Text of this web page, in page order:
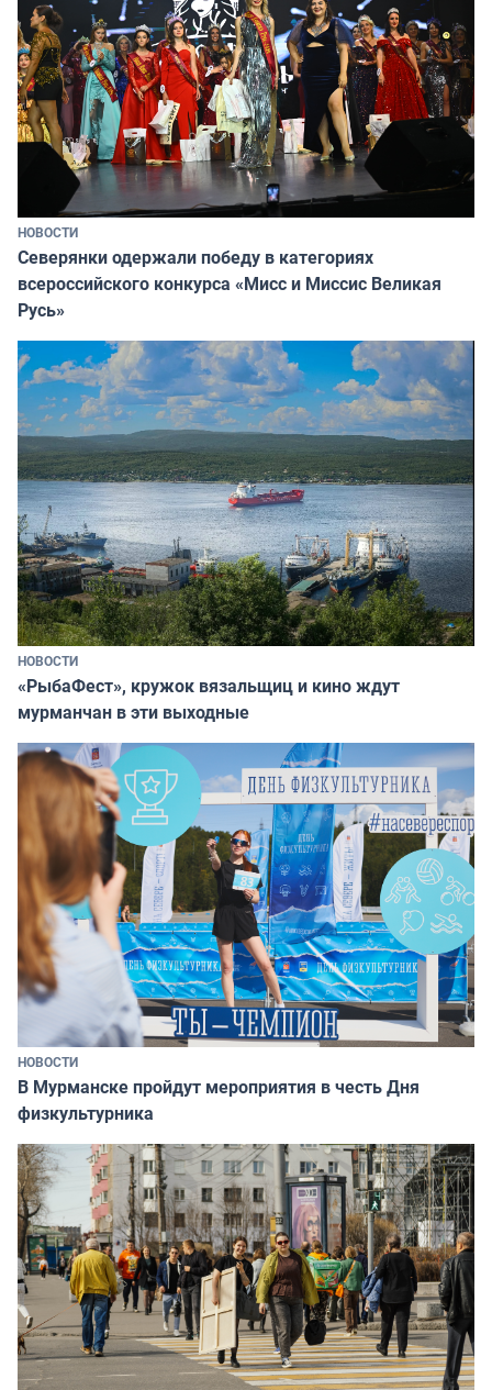
НОВОСТИ
Северянки одержали победу в категориях
всероссийского конкурса «Мисс и Миссис Великая
Русь»
НОВОСТИ
«РыбаФест», кружок вязальщиц и кино ждут
мурманчан в эти выходные
НОВОСТИ
В Мурманске пройдут мероприятия в честь Дня
физкультурника